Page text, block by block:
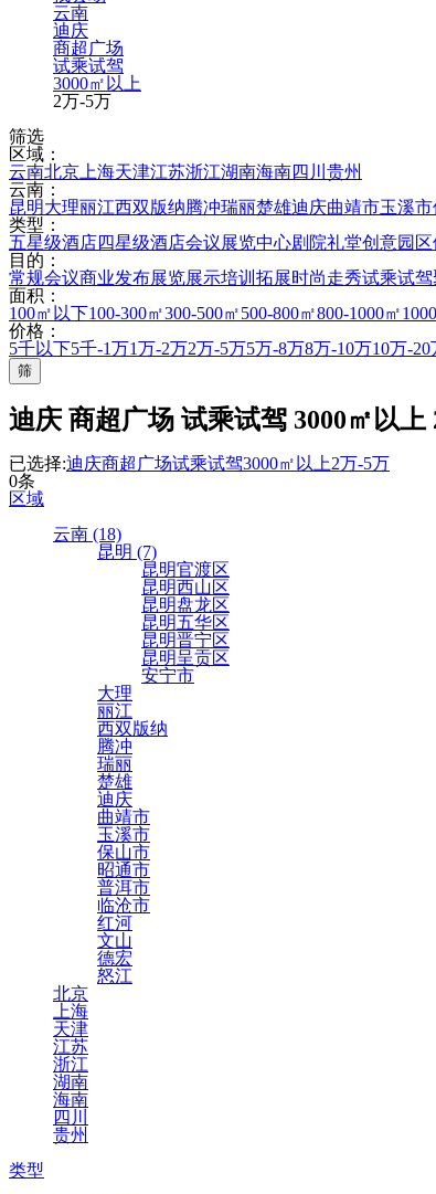
云南
迪庆
商超广场
试乘试驾
3000㎡以上
2万-5万
筛选
区域：
云南北京 上海天津江苏浙江湖南海南四川 贵州
云南：
昆明大理丽江西双版纳腾冲瑞丽楚雄迪庆曲靖市玉溪市
类型：
五星级酒店四星级酒店会议展览中心剧院礼堂创意园区
目的：
常规会议商业发布展览展示培训拓展时尚走秀试乘试驾
面积：
100㎡以下100-300㎡300-500㎡500-800㎡800-1000㎡
价格：
5千以下5千-1万1万-2万2万-5万5万-8万8万-10万10万-20
筛
迪庆 商超广场 试乘试驾 3000㎡以上
已选择:迪庆商超广场试乘试驾3000㎡以上2万-5万
0条
区域
云南 (18)
昆明 (7)
昆明官渡区
昆明西山区
昆明盘龙区
昆明五华区
昆明晋宁区
昆明呈贡区
安宁市
大理
丽江
西双版纳
腾冲
瑞丽
楚雄
迪庆
曲靖市
玉溪市
保山市
昭通市
普洱市
临沧市
红河
文山
德宏
怒江
北京
上海
天津
江苏
浙江
湖南
海南
四川
贵州
类型